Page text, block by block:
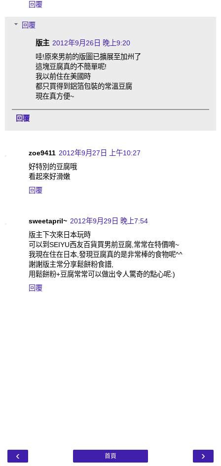
回覆
回覆
版主 2012年9月26日 晚上9:20
哇!原來男前的版圖已擴展至加州了
這塊豆腐真的不簡單呢!
我以前住在美國時
都只買得到鋁箔包裝的常溫豆腐
現在真方便~
回覆
zoe9411 2012年9月27日 上午10:27
好特別的豆腐哦
看起來好滑嫩
回覆
sweetapril~ 2012年9月29日 晚上7:54
版主下次來日本玩時
可以到SEIYU西友百貨買男前豆腐,常常在特價唷~
我現在住在日本,發現豆腐真的是非常棒的食物呢^^
謝謝版主常分享鬆餅粉食譜,
用鬆餅粉+豆腐常常可以做出令人驚奇的點心呢:)
回覆
‹ ›
首頁